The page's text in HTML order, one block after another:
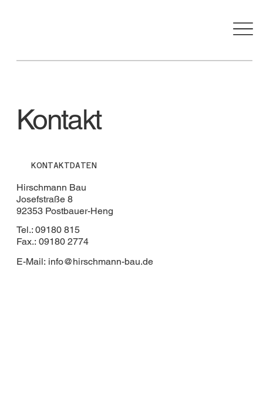
Kontakt
KONTAKTDATEN
Hirschmann Bau
Josefstraße 8
92353 Postbauer-Heng
Tel.: 09180 815
Fax.: 09180 2774
E-Mail: info@hirschmann-bau.de